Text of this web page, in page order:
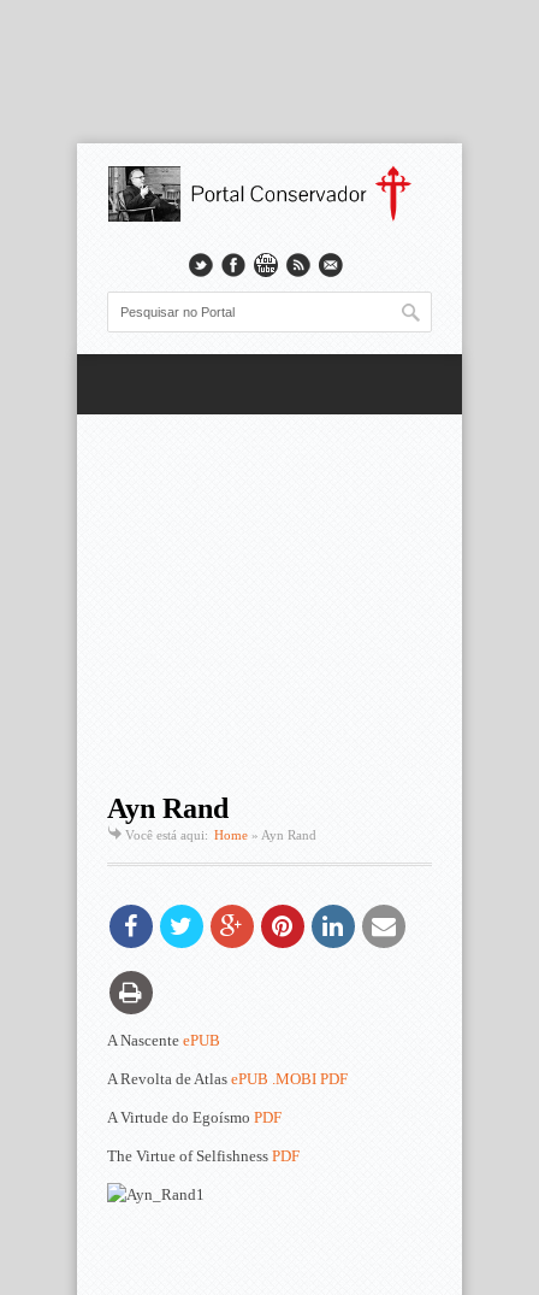
Ayn Rand
Você está aqui: Home » Ayn Rand
A Nascente ePUB
A Revolta de Atlas ePUB .MOBI PDF
A Virtude do Egoísmo PDF
The Virtue of Selfishness PDF